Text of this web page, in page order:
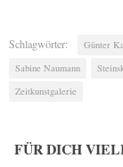
Schlagwörter: Günter
Sabine Naumann
Zeitkunstgalerie
FÜR DICH